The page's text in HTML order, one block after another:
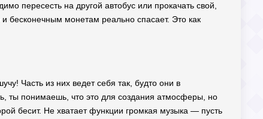
пересесть на другой автобус или прокачать свой,
бесконечным монетам реально спасает. Это как
Часть из них ведет себя так, будто они в
ты понимаешь, что это для создания атмосферы, но
бесит. Не хватает функции громкая музыка — пусть